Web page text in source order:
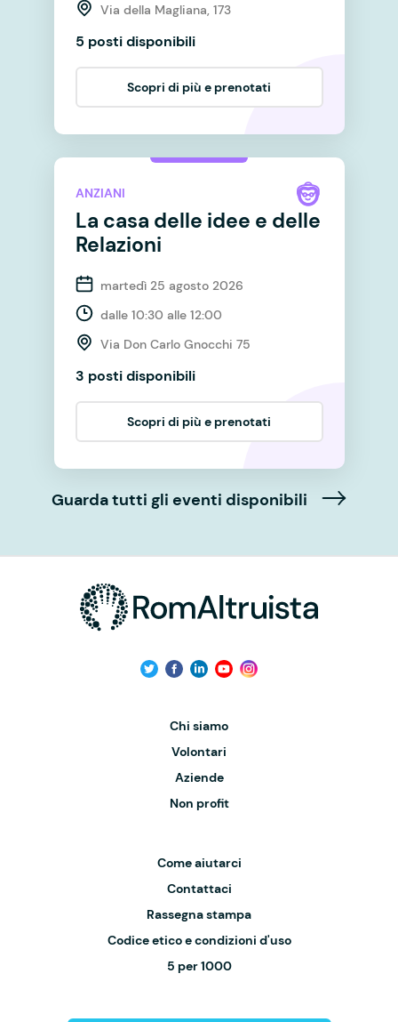
Via della Magliana, 173
5 posti disponibili
Scopri di più e prenotati
ANZIANI
La casa delle idee e delle
Relazioni
martedì 25 agosto 2026
dalle 10:30 alle 12:00
Via Don Carlo Gnocchi 75
3 posti disponibili
Scopri di più e prenotati
Guarda tutti gli eventi disponibili
Chi siamo
Volontari
Aziende
Non profit
Come aiutarci
Contattaci
Rassegna stampa
Codice etico e condizioni d'uso
5 per 1000